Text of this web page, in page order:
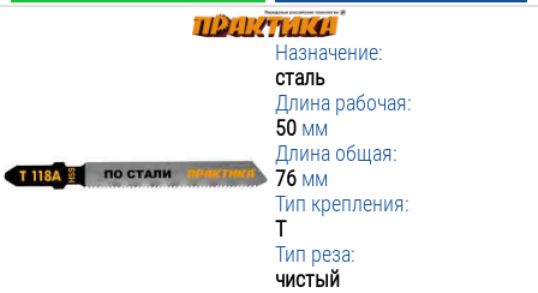
Назначение:
сталь
Длина рабочая:
50 мм
Длина общая:
76 мм
Тип крепления:
T
Тип реза:
чистый